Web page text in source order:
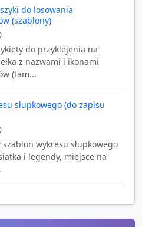
do losowania
(szablony)
do przyklejenia na
z nazwami i ikonami
(tam...
słupkowego (do zapisu
wykresu słupkowego
i legendy, miejsce na